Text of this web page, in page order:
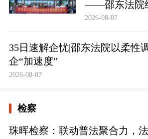
——邵东法院
毒教育基地参
2026-08-07
35日速解企忧|邵东法院以柔性
企“加速度”
2026-08-07
检察
珠晖检察：联动普法聚合力，